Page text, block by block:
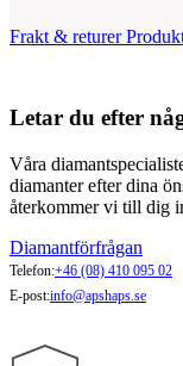
Frakt & returer
Letar du efter
Våra
diamanter efter dina
återkommer vi till dig
Diamantförfrågan
Telefon:+46 (08) 410 095 02
E-post:info@apshaps.se